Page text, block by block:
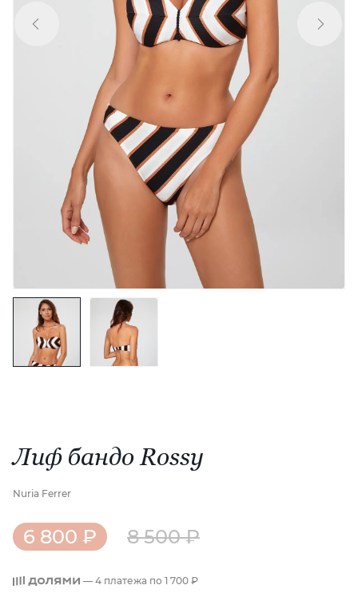
Лиф бандо Rossy
Nuria Ferrer
6 800 ₽ 8 500 ₽
— 4 платежа по 1 700 ₽